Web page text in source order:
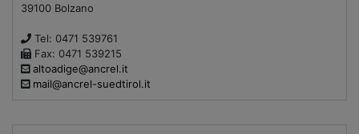
39100 Bolzano
Tel: 0471 539761
Fax: 0471 539215
altoadige@ancrel.it
mail@ancrel-suedtirol.it